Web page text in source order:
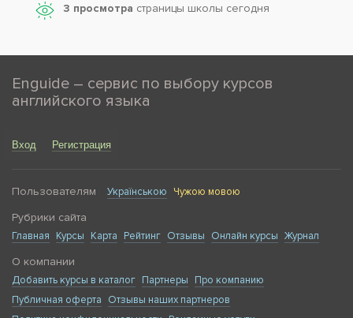
3 просмотра страницы школы сегодня
Enguide – сервис по выбору курсов
английского языка
Вход Регистрация
Пользователям Українською Чужою мовою
Рубрики сайта
Главная Курсы Карта Рейтинг Отзывы Онлайн курсы Журнал
О компании
Добавить курсы в каталог Партнеры
Про компанию
Публичная оферта
Отзывы наших партнеров